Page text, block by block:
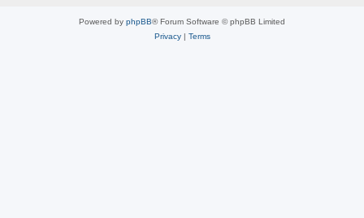
Powered by phpBB® Forum Software © phpBB Limited
Privacy| Terms